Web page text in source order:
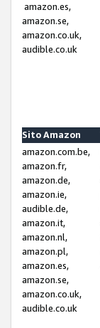
amazon.es,
amazon.se,
amazon.co.uk,
audible.co.uk
Sito Amazon
amazon.com.be,
amazon.fr,
amazon.de,
amazon.ie,
audible.de,
amazon.it,
amazon.nl,
amazon.pl,
amazon.es,
amazon.se,
amazon.co.uk,
audible.co.uk